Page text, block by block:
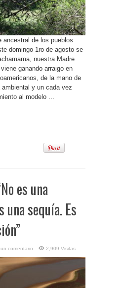
ancestral de los pueblos
domingo 1ro de agosto se
nuestra Madre
ganando arraigo en
de la mano de
y un cada vez
al modelo ...
es una
una sequía. Es
comentario 2,909 Visitas